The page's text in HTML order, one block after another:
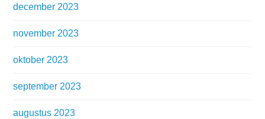
december 2023
november 2023
oktober 2023
september 2023
augustus 2023